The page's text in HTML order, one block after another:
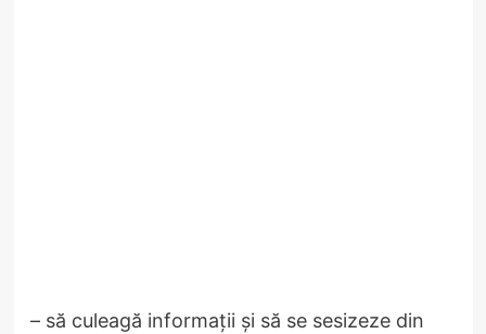
– să culeagă informații și să se sesizeze din